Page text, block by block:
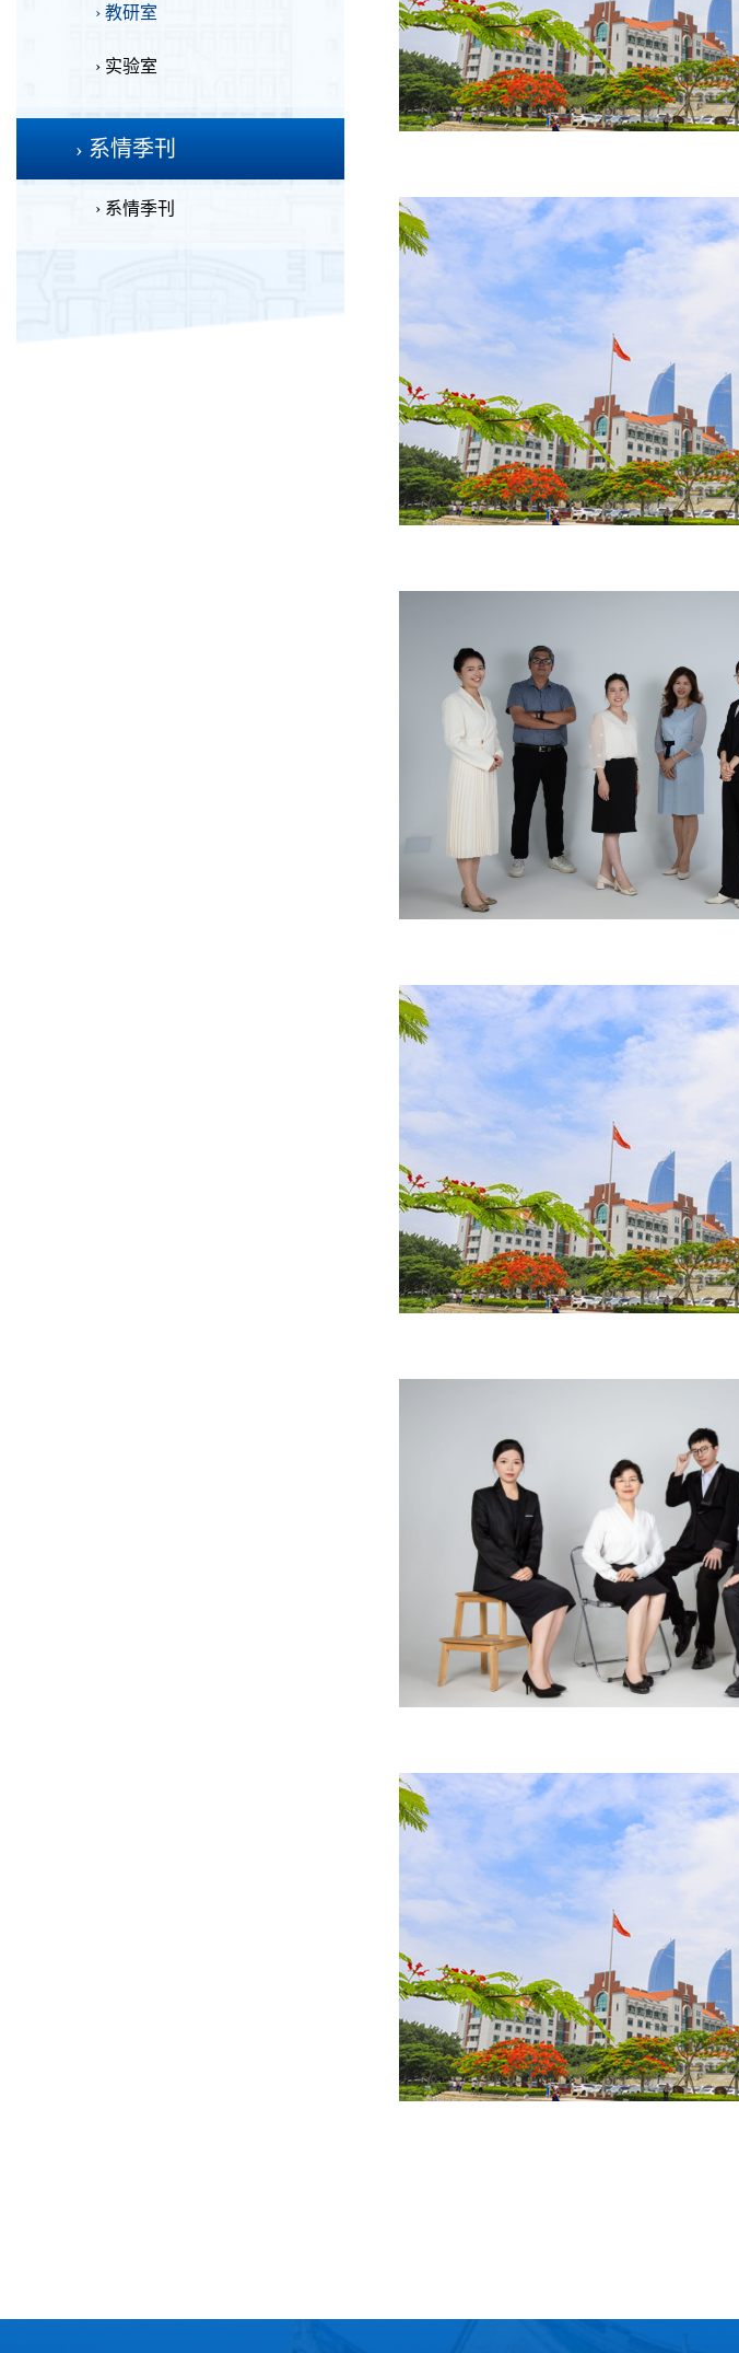
› 教研室
› 实验室
› 系情季刊
› 系情季刊